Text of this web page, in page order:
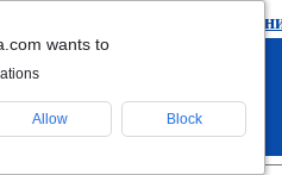
удалить
wants to
Allow Block